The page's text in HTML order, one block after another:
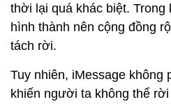
thời lại quá khác biệt. Trong
hình thành nên cộng đồng
tách rời.
Tuy nhiên, iMessage không
khiến người ta không thể